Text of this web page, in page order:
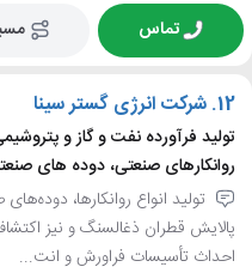
تماس
12. شرکت انرژی گستر سینا
تولید فرآورده نفت و گاز و
روانکارهای صنعتی، دوده های
تولید انواع روانکارها،
پالایش قطران ذغالسنگ و نیز
احداث تأسیسات فراورش و انت...